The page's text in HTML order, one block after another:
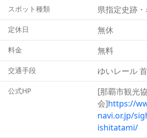
特産の赤瓦（あかがわら）を使った民
古き沖縄の美しい風景を残しています
1522年頃に作られた真珠道は、沖縄
クリート舗装となりましたが、約300
当時の石畳の道のまま現在まで残って
スポット種類 県指定史跡
定休日 無休
料金 無料
交通手段 ゆいレール
公式HP
[那覇市観光協
会]https://
navi.or.jp/
ishitatami/